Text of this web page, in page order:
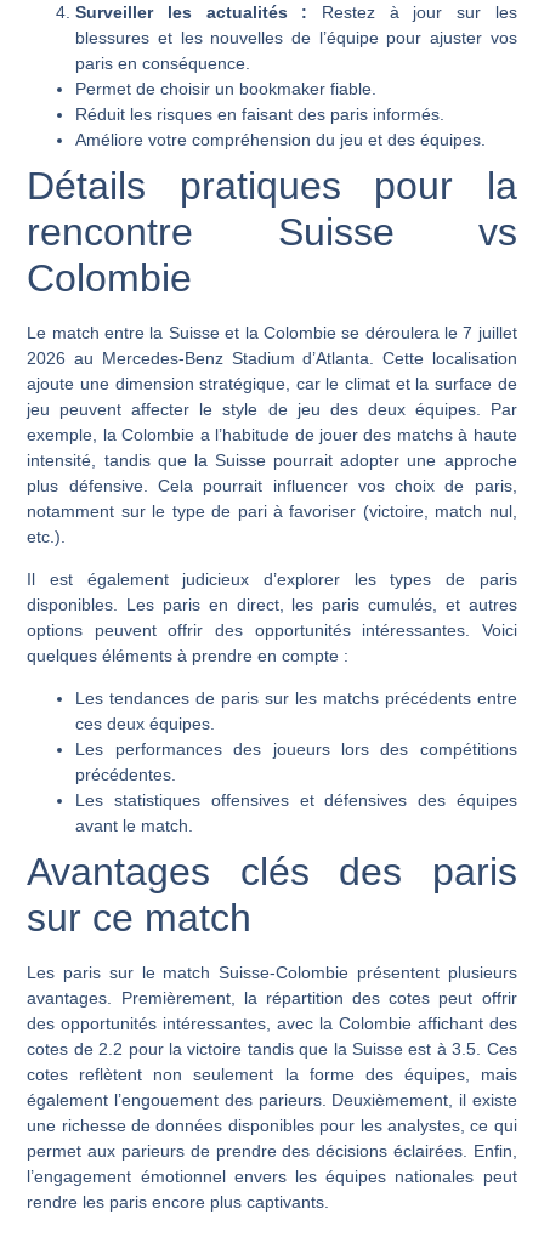
Surveiller les actualités : Restez à jour sur les
blessures et les nouvelles de l’équipe pour ajuster vos
paris en conséquence.
Permet de choisir un bookmaker fiable.
Réduit les risques en faisant des paris informés.
Améliore votre compréhension du jeu et des équipes.
Détails pratiques pour la
rencontre Suisse vs
Colombie
Le match entre la Suisse et la Colombie se déroulera le 7 juillet
2026 au Mercedes-Benz Stadium d’Atlanta. Cette localisation
ajoute une dimension stratégique, car le climat et la surface de
jeu peuvent affecter le style de jeu des deux équipes. Par
exemple, la Colombie a l’habitude de jouer des matchs à haute
intensité, tandis que la Suisse pourrait adopter une approche
plus défensive. Cela pourrait influencer vos choix de paris,
notamment sur le type de pari à favoriser (victoire, match nul,
etc.).
Il est également judicieux d’explorer les types de paris
disponibles. Les paris en direct, les paris cumulés, et autres
options peuvent offrir des opportunités intéressantes. Voici
quelques éléments à prendre en compte :
Les tendances de paris sur les matchs précédents entre
ces deux équipes.
Les performances des joueurs lors des compétitions
précédentes.
Les statistiques offensives et défensives des équipes
avant le match.
Avantages clés des paris
sur ce match
Les paris sur le match Suisse-Colombie présentent plusieurs
avantages. Premièrement, la répartition des cotes peut offrir
des opportunités intéressantes, avec la Colombie affichant des
cotes de 2.2 pour la victoire tandis que la Suisse est à 3.5. Ces
cotes reflètent non seulement la forme des équipes, mais
également l’engouement des parieurs. Deuxièmement, il existe
une richesse de données disponibles pour les analystes, ce qui
permet aux parieurs de prendre des décisions éclairées. Enfin,
l’engagement émotionnel envers les équipes nationales peut
rendre les paris encore plus captivants.